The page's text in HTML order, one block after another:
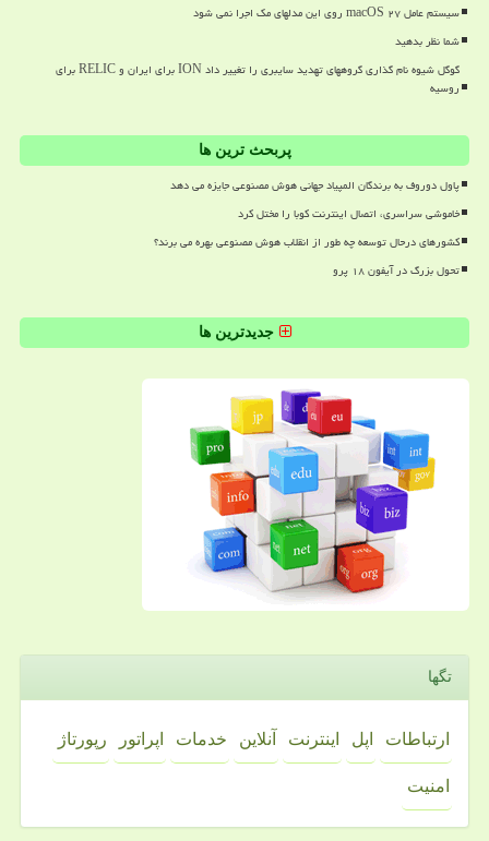
سیستم عامل macOS ۲۷ روی این مدلهای مک اجرا نمی شود
شما نظر بدهید
گوگل شیوه نام گذاری گروههای تهدید سایبری را تغییر داد ION برای ایران و RELIC برای
روسیه
پربحث ترین ها
پاول دوروف به برندگان المپیاد جهانی هوش مصنوعی جایزه می دهد
خاموشی سراسری، اتصال اینترنت کوبا را مختل کرد
کشورهای درحال توسعه چه طور از انقلاب هوش مصنوعی بهره می برند؟
تحول بزرگ در آیفون ۱۸ پرو
جدیدترین ها
تگها
ارتباطات اپل اینترنت آنلاین خدمات اپراتور رپورتاژ
امنیت